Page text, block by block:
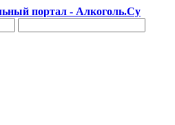
портал - Алкоголь.Су